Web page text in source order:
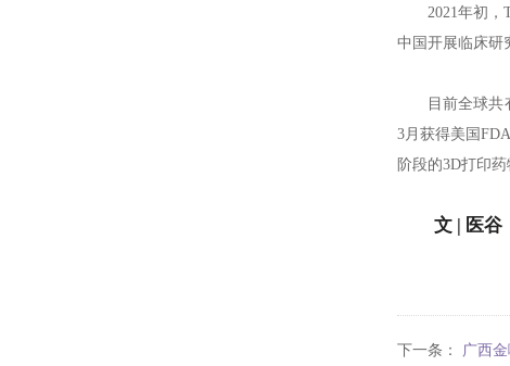
2021年初
中国开展临床研
目前全球
3月获得美国
阶段的3D打印药
文 | 医谷
下一条：
广西